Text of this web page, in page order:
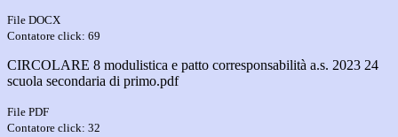
File DOCX
Contatore click: 69
CIRCOLARE 8 modulistica e patto corresponsabilità a.s. 2023 24
scuola secondaria di primo.pdf
File PDF
Contatore click: 32